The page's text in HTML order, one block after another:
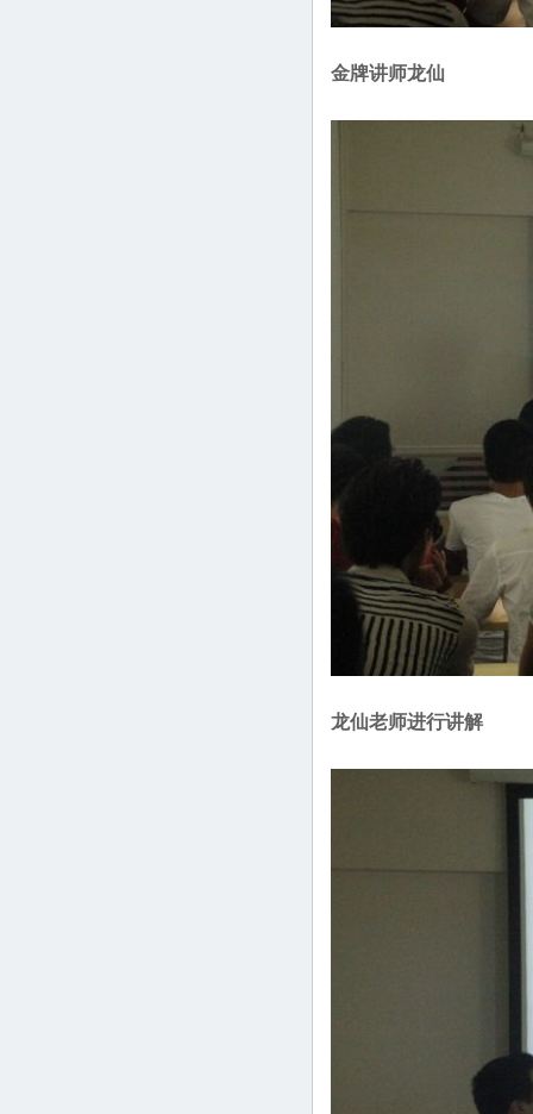
金牌讲师龙仙
龙仙老师进行讲解